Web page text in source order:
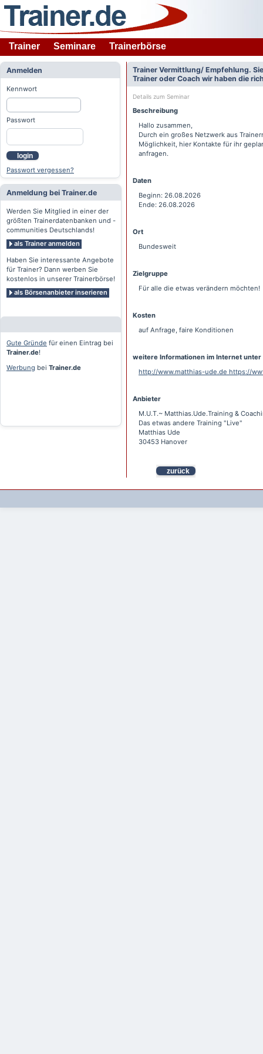
Trainer Seminare Trainerbörse
Anmelden
Kennwort
Passwort
login
Passwort vergessen?
Anmeldung bei Trainer.de
Werden Sie Mitglied in einer der
größten Trainerdatenbanken und -
communities Deutschlands!
als Trainer anmelden
Haben Sie interessante Angebote
für Trainer? Dann werben Sie
kostenlos in unserer Trainerbörse!
als Börsenanbieter inserieren
Gute Gründe für einen Eintrag bei
Trainer.de!
Werbung bei Trainer.de
Trainer Vermittlung/ Empfehlung.
Trainer oder Coach wir haben die
Details zum Seminar
Beschreibung
Hallo zusammen,
Durch ein großes Netzwerk aus
Möglichkeit, hier Kontakte für ihr
anfragen.
Daten
Beginn: 26.08.2026
Ende: 26.08.2026
Ort
Bundesweit
Zielgruppe
Für alle die etwas verändern möchten!
Kosten
auf Anfrage, faire Konditionen
weitere Informationen im Internet unter
http://www.matthias-ude.de https://
Anbieter
M.U.T.~ Matthias.Ude.Training &
Das etwas andere Training "Live"
Matthias Ude
30453 Hanover
zurück